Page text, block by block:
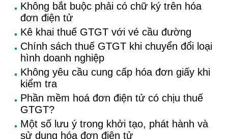
Không bắt buộc phải có chữ ký trên hóa
đơn điện tử
Kê khai thuế GTGT với vé cầu đường
Chính sách thuế GTGT khi chuyển đổi loại
hình doanh nghiệp
Không yêu cầu cung cấp hóa đơn giấy khi
kiểm tra
Phần mềm hoá đơn điện tử có chịu thuế
GTGT?
Một số lưu ý trong khởi tạo, phát hành và
sử dụng hóa đơn điện tử